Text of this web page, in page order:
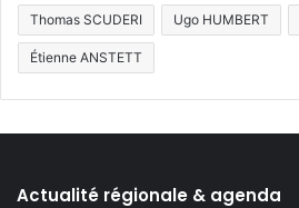
Thomas SCUDERI Ugo HUMBERT
Étienne ANSTETT
Actualité régionale & agenda